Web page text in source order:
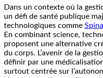
Dans un contexte où la
un défi de santé publique
technologiques comme
En combinant science,
proposent une alternative
du corps. L’avenir de la
définir par une
surtout centrée sur